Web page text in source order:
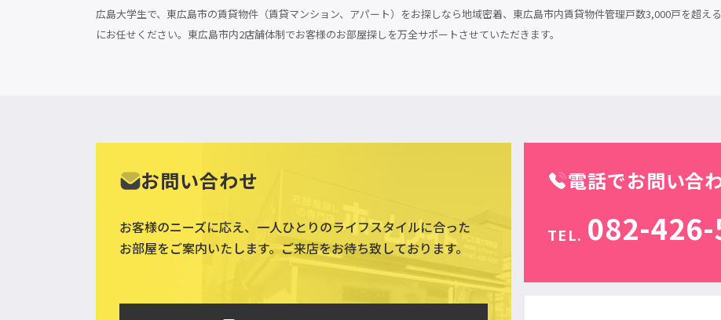
広島大学生で、東広島市の賃貸物件（賃貸マンション、アパート）をお探しなら地域密着、東広島市内賃貸物件管理戸数3,000戸を超え
にお任せください。東広島市内2店舗体制でお客様のお部屋探しを万全サポートさせていただきます。
お問い合わせ
お客様のニーズに応え、一人ひとりのライフスタイルに合った
お部屋をご案内いたします。ご来店をお待ち致しております。
電話でお問い合
TEL. 082-